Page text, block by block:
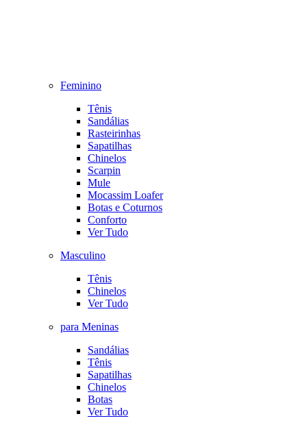
Feminino
Tênis
Sandálias
Rasteirinhas
Sapatilhas
Chinelos
Scarpin
Mule
Mocassim Loafer
Botas e Coturnos
Conforto
Ver Tudo
Masculino
Tênis
Chinelos
Ver Tudo
para Meninas
Sandálias
Tênis
Sapatilhas
Chinelos
Botas
Ver Tudo